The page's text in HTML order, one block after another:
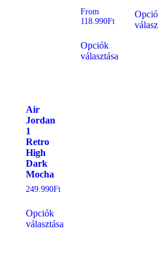
From
118.990Ft
Opciók
választása
Air
Jordan
1
Retro
High
Dark
Mocha
249.990Ft
Opciók
választása